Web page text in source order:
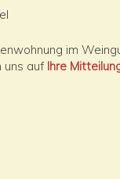
im
uns auf Ihre